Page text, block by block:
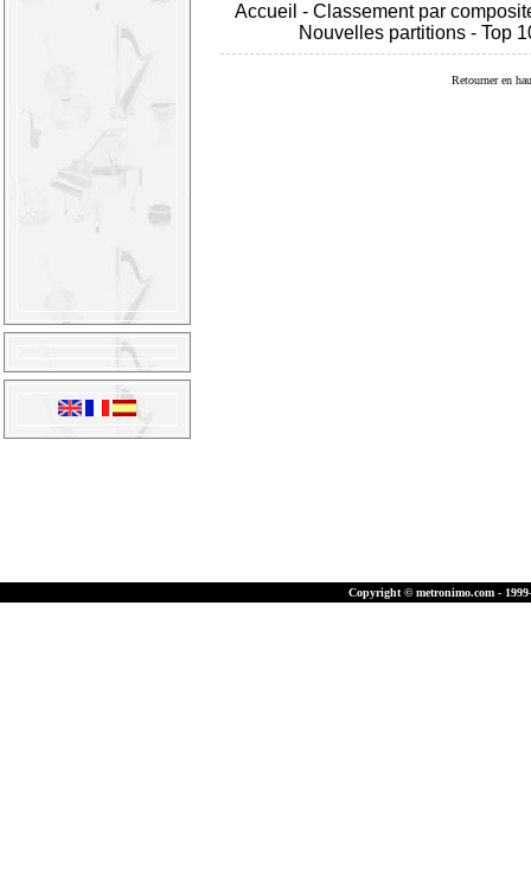
Accueil - Classement par
Nouvelles partitions -Top
Retourner en
Copyright © metronimo.com -